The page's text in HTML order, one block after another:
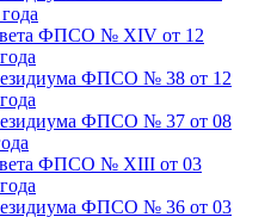
ФПСО № XIV от 12
ФПСО № 38 от 12
ФПСО № 37 от 08
ФПСО № XIII от 03
ФПСО № 36 от 03